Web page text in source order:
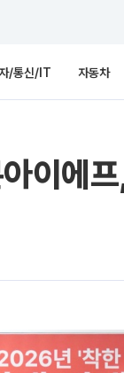
/통신/IT 자동차
이에